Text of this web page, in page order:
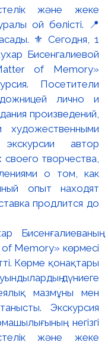
Бисенғалиеваның
Memory» көрмесі
Көрме қонақтары
дүниеге
мазмұны мен
Экскурсия
негізгі
және жеке